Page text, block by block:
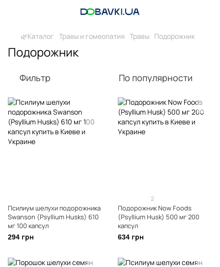
🌿Каталог Травы и гомеопатия Травы Подорожник
Подорожник
Фильтр По популярности
Псилиум шелухи подорожника
Swanson (Psyllium Husks) 610
мг 100 капсул
294 грн
2
Подорожник Now Foods
(Psyllium Husk) 500 мг 200
капсул
634 грн